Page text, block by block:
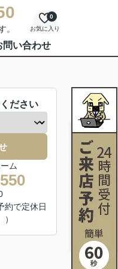
お気に入り
0
問い合わせ
ださい
ム
約で定休日